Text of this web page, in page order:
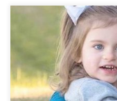
Jeśli cierpisz na
korzystać z medycznej
demokraci w